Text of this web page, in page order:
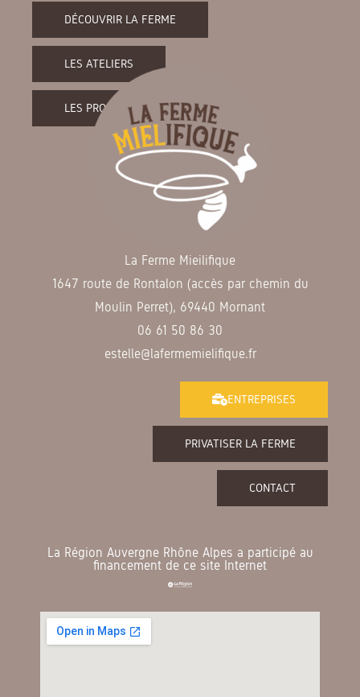
DÉCOUVRIR LA FERME
LES ATELIERS
LES PRODUITS DE LA FERME
La Ferme Mieilifique
1647 route de Rontalon (accès par chemin du
Moulin Perret), 69440 Mornant
06 61 50 86 30
estelle@lafermemielifique.fr
ENTREPRISES
PRIVATISER LA FERME
CONTACT
La Région Auvergne Rhône Alpes a participé au
financement de ce site Internet